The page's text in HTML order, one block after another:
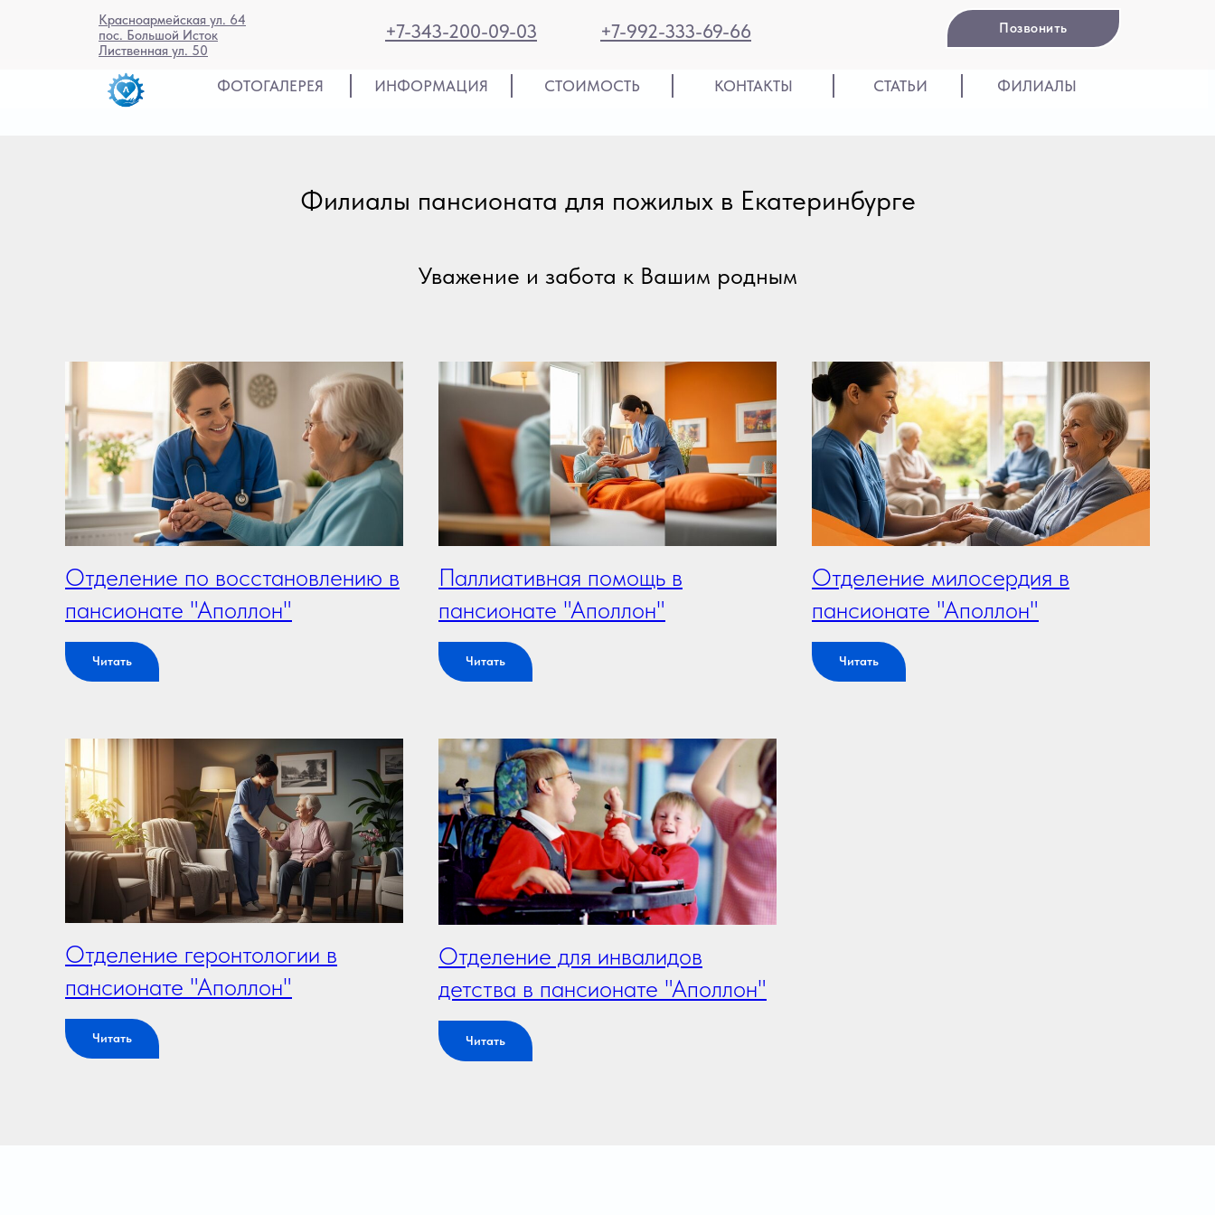
Красноармейская ул. 64
пос. Большой Исток
Лиственная ул. 50
+7-343-200-09-03 +7-992-333-69-66 Позвонить
ИНФОРМАЦИЯ КОНТАКТЫ СТАТЬИ ФИЛИАЛЫ
ФОТОГАЛЕРЕЯ СТОИМОСТЬ
Филиалы пансионата для пожилых в Екатеринбурге
Уважение и забота к Вашим родным
Отделение по восстановлению в
пансионате "Аполлон"
Читать
Паллиативная помощь в
пансионате "Аполлон"
Читать
Отделение милосердия в
пансионате "Аполлон"
Читать
Отделение геронтологии в
пансионате "Аполлон"
Читать
Отделение для инвалидов
детства в пансионате "Аполлон"
Читать